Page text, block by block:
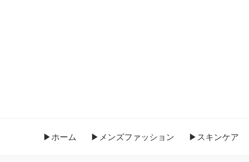
▶ホーム ▶メンズファッション ▶スキンケア